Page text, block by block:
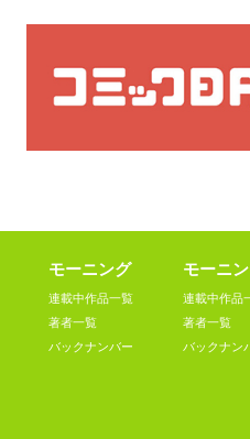
モーニング
連載中作品一覧
著者一覧
バックナンバー
モーニ
連載中作品
著者一覧
バックナン